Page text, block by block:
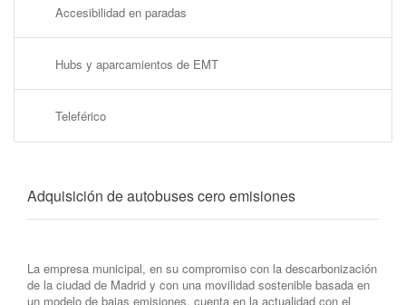
Accesibilidad en paradas
Hubs y aparcamientos de EMT
Teleférico
Adquisición de autobuses cero emisiones
La empresa municipal, en su compromiso con la descarbonización
de la ciudad de Madrid y con una movilidad sostenible basada en
un modelo de bajas emisiones, cuenta en la actualidad con el